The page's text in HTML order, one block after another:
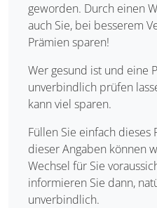
geworden. Durch einen
auch Sie, bei besserem
Prämien sparen!
Wer gesund ist und eine
unverbindlich prüfen
kann viel sparen.
Füllen Sie einfach dieses
dieser Angaben können
Wechsel für Sie
informieren Sie dann,
unverbindlich.